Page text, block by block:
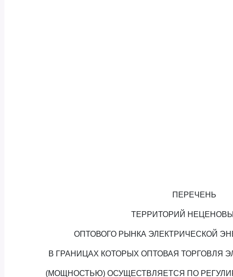
ПЕРЕЧЕНЬ
ТЕРРИТОРИЙ
ОПТОВОГО РЫНКА ЭЛЕКТРИЧЕСКОЙ
В ГРАНИЦАХ КОТОРЫХ ОПТОВАЯ ТОРГОВЛЯ
(МОЩНОСТЬЮ) ОСУЩЕСТВЛЯЕТСЯ ПО